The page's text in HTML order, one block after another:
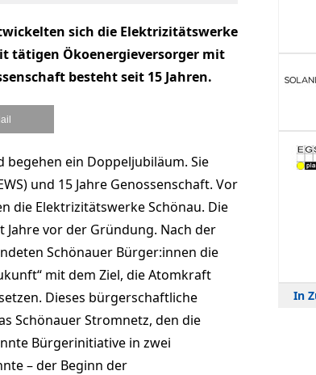
sich die Elektrizitätswerke
tätigen Ökoenergieversorger mit
besteht seit 15 Jahren.
begehen ein Doppeljubiläum. Sie
und 15 Jahre Genossenschaft. Vor
die Elektrizitätswerke Schönau. Die
Jahre vor der Gründung. Nach der
Schönauer Bürger:innen die
mit dem Ziel, die Atomkraft
Dieses bürgerschaftliche
Schönauer Stromnetz, den die
Bürgerinitiative in zwei
– der Beginn der
In